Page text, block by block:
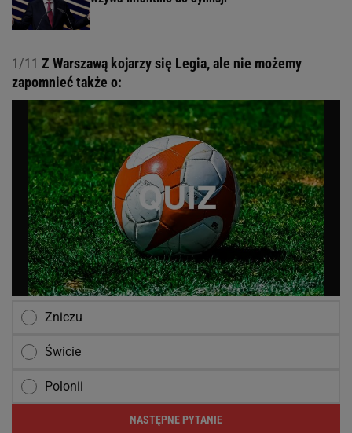
1/11 Z Warszawą kojarzy się Legia, ale nie możemy
zapomnieć także o:
Zniczu
Świcie
Polonii
NASTĘPNE PYTANIE